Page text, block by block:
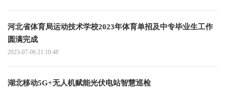
河北省体育局运动技术学校2023年体育单招及中专毕业生工作
圆满完成
2023-07-06 21:10:48
湖北移动5G+无人机赋能光伏电站智慧巡检